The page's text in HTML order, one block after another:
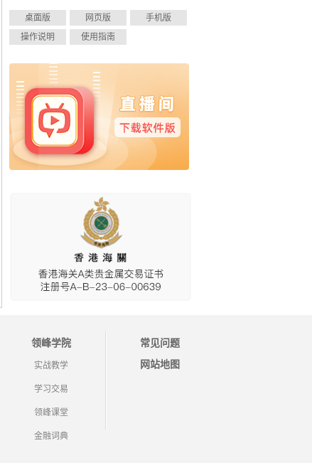
桌面版 网页版
手机版
操作说明
使用指南
领峰学院
实战教学
学习交易
领峰课堂
金融词典
常见问题
网站地图